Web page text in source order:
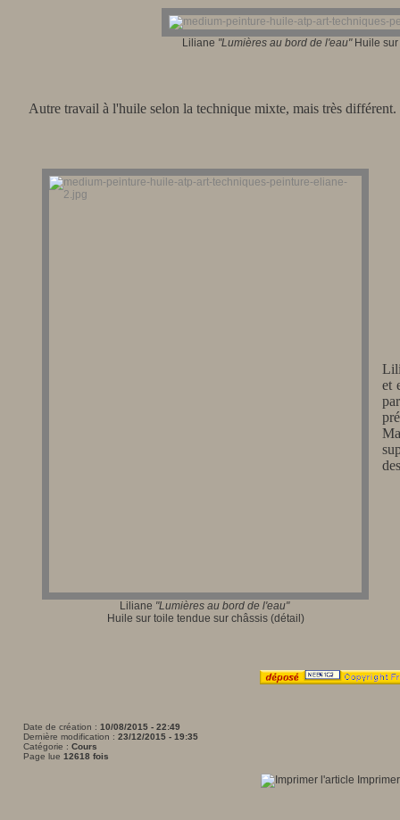
Liliane "Lumières au bord de l'eau"Huile sur
Autre travail à l'huile selon la technique mixte, mais très différent.
Liliane "Lumières au bord de l'eau"
Huile sur toile tendue sur châssis (détail)
et
Date de création : 10/08/2015 - 22:49
Dernière modification : 23/12/2015 - 19:35
Catégorie : Cours
Page lue 12618 fois